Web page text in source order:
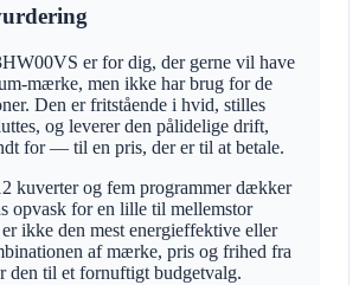
er for dig, der gerne vil have
mærke, men ikke har brug for de
Den er fritstående i hvid, stilles
og leverer den pålidelige drift,
for — til en pris, der er til at betale.
kuverter og fem programmer dækker
opvask for en lille til mellemstor
ikke den mest energieffektive eller
af mærke, pris og frihed fra
den til et fornuftigt budgetvalg.